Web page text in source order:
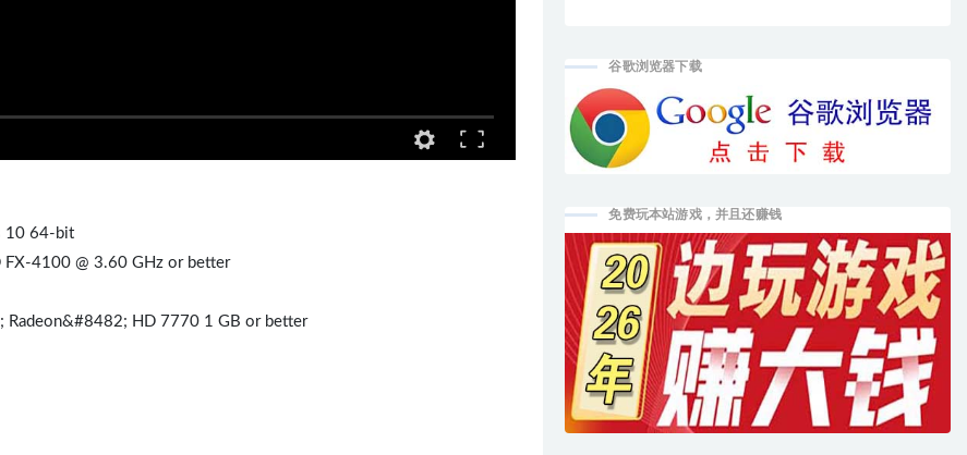
10 64-bit
4100 @ 3.60 GHz or better
HD 7770 1 GB or better
谷歌浏览器下载
免费玩本站游戏，并且还赚钱